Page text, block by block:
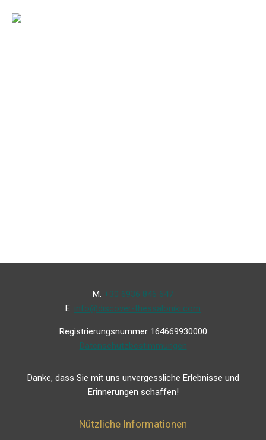
Μ. +30 6936 846 647
Ε. info@discover-thessaloniki.com
Registrierungsnummer 164669930000
Datenschutzbestimmungen
Danke, dass Sie mit uns unvergessliche Erlebnisse und
Erinnerungen schaffen!
Nützliche Informationen